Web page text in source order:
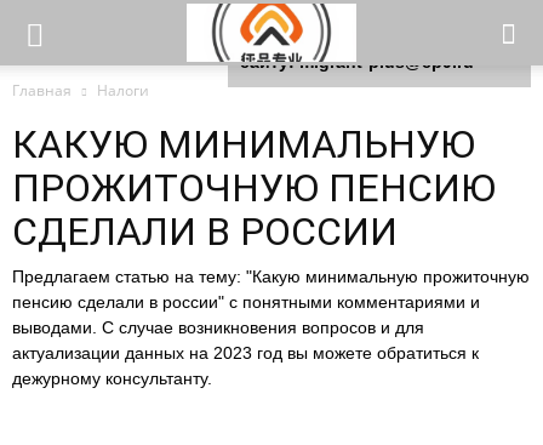
Главная Налоги
КАКУЮ МИНИМАЛЬНУЮ
ПРОЖИТОЧНУЮ ПЕНСИЮ
СДЕЛАЛИ В РОССИИ
Предлагаем статью на тему: "Какую минимальную прожиточную
пенсию сделали в россии" с понятными комментариями и
выводами. С случае возникновения вопросов и для
актуализации данных на 2023 год вы можете обратиться к
дежурному консультанту.
Для любых предложений по
сайту: migrant-plus@cp9.ru